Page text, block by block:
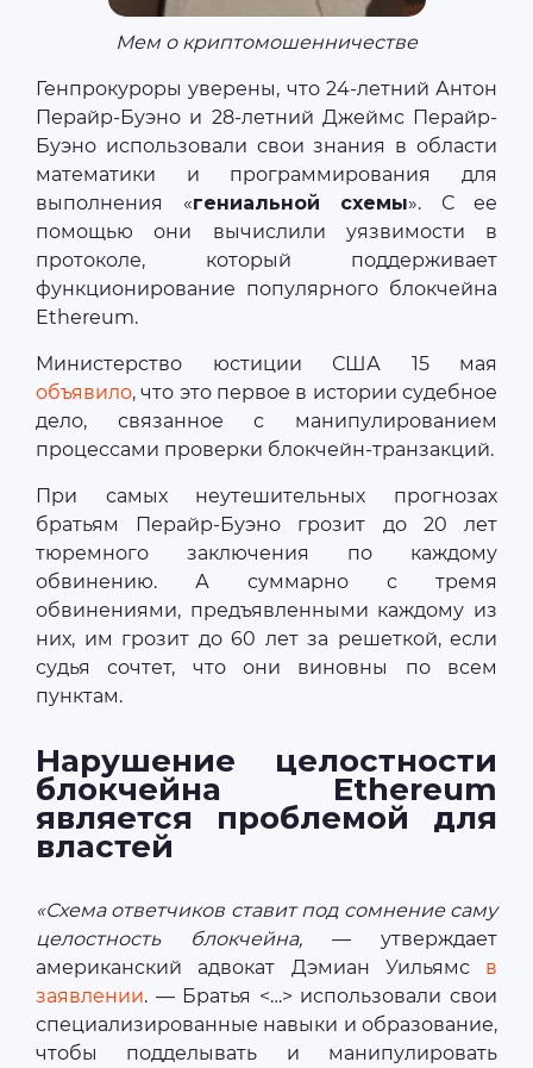
Мем о криптомошенничестве
Генпрокуроры уверены, что 24-летний Антон
Перайр-Буэно и 28-летний Джеймс Перайр-
Буэно использовали свои знания в области
математики и программирования для
выполнения «гениальной схемы». С ее
помощью они вычислили уязвимости в
протоколе, который поддерживает
функционирование популярного блокчейна
Ethereum.
Министерство юстиции США 15 мая
объявило, что это первое в истории судебное
дело, связанное с манипулированием
процессами проверки блокчейн-транзакций.
При самых неутешительных прогнозах
братьям Перайр-Буэно грозит до 20 лет
тюремного заключения по каждому
обвинению. А суммарно с тремя
обвинениями, предъявленными каждому из
них, им грозит до 60 лет за решеткой, если
судья сочтет, что они виновны по всем
пунктам.
Нарушение целостности
блокчейна Ethereum
является проблемой для
властей
«Схема ответчиков ставит под сомнение саму
целостность блокчейна, — утверждает
американский адвокат Дэмиан Уильямс в
заявлении. — Братья <…> использовали свои
специализированные навыки и образование,
чтобы подделывать и манипулировать